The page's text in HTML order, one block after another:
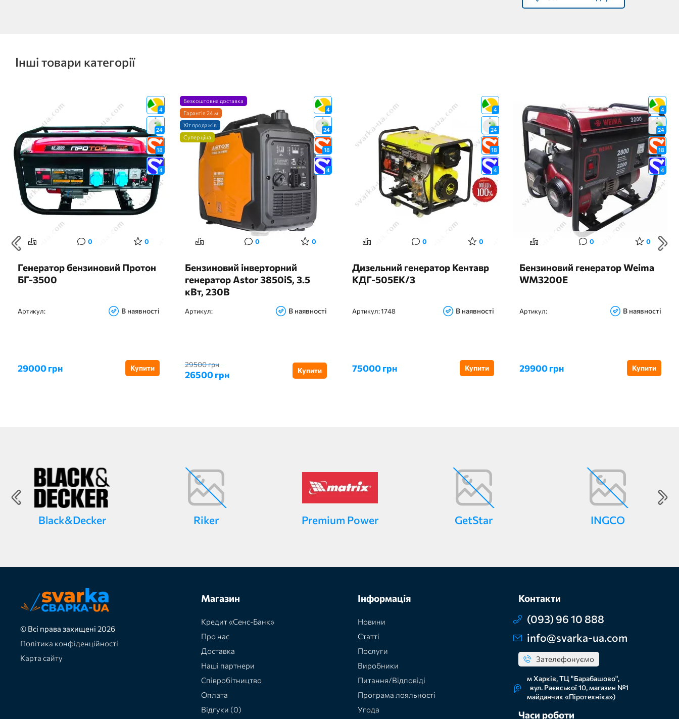
Інші товари категорії
4
24
18
4
0 0
Генератор бензиновий Протон
БГ-3500
Артикул: В наявності
29000 грн Купити
4
24
18
4
Безкоштовна доставка
Гарантія 24 м
Хіт продажів
Супер ціна
0 0
Бензиновий інверторний
генератор Astor 3850iS, 3.5
кВт, 230В
Артикул: В наявності
29500 грн
26500 грн Купити
4
24
18
4
0 0
Дизельний генератор Кентавр
КДГ-505ЕК/3
Артикул:1748 В наявності
75000 грн Купити
4
24
18
4
0 0
Бензиновий генератор Weima
WM3200E
Артикул: В наявності
29900 грн Купити
Black&Decker Riker Premium Power GetStar INGCO
© Всі права захищені 2026
Політика конфіденційності
Карта сайту
Магазин
Кредит «Сенс-Банк»
Про нас
Доставка
Наші партнери
Співробітництво
Оплата
Відгуки (0)
Інформація
Новини
Статті
Послуги
Виробники
Питання/Відповіді
Програма лояльності
Угода
Контакти
(093) 96 10 888
info@svarka-ua.com
Зателефонуємо
м Харків, ТЦ "Барабашово",
вул. Раєвської 10, магазин №1
майданчик «Піротехніка»)
Часи роботи